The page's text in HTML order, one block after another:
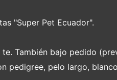
"Super Pet Ecuador".
También bajo pedido
pedigree, pelo largo,